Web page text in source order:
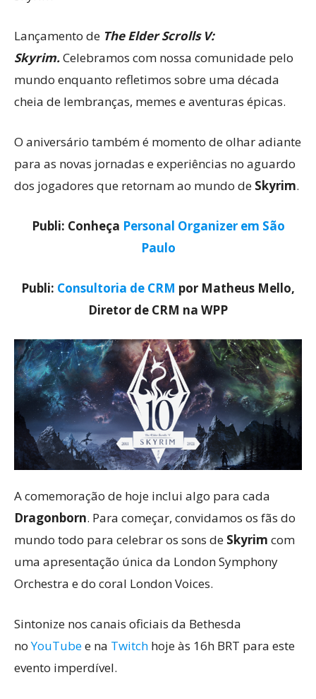
Lançamento de The Elder Scrolls V:
Skyrim.Celebramos com nossa comunidade pelo
mundo enquanto refletimos sobre uma década
cheia de lembranças, memes e aventuras épicas.
O aniversário também é momento de olhar adiante
para as novas jornadas e experiências no aguardo
dos jogadores que retornam ao mundo de Skyrim.
Publi: Conheça Personal Organizer em São
Paulo
Publi: Consultoria de CRM por Matheus Mello,
Diretor de CRM na WPP
A comemoração de hoje inclui algo para cada
Dragonborn. Para começar, convidamos os fãs do
mundo todo para celebrar os sons de Skyrim com
uma apresentação única da London Symphony
Orchestra e do coral London Voices.
Sintonize nos canais oficiais da Bethesda
noYouTubee na Twitch hoje às 16h BRT para este
evento imperdível.